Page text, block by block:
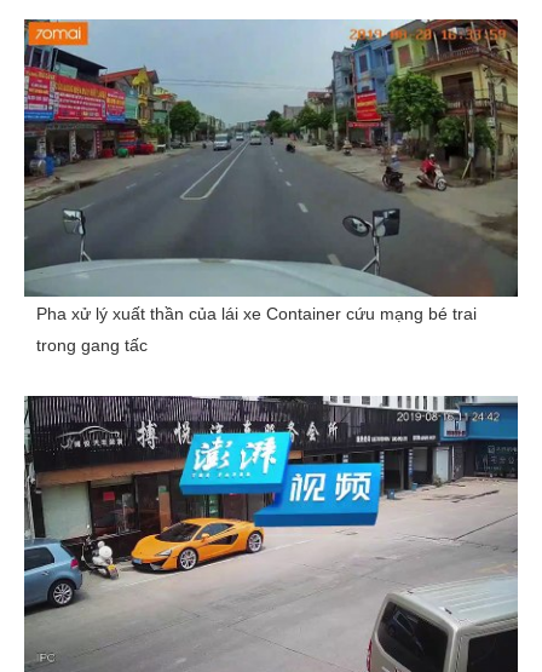
Pha xử lý xuất thần của lái xe Container cứu mạng bé trai
trong gang tấc